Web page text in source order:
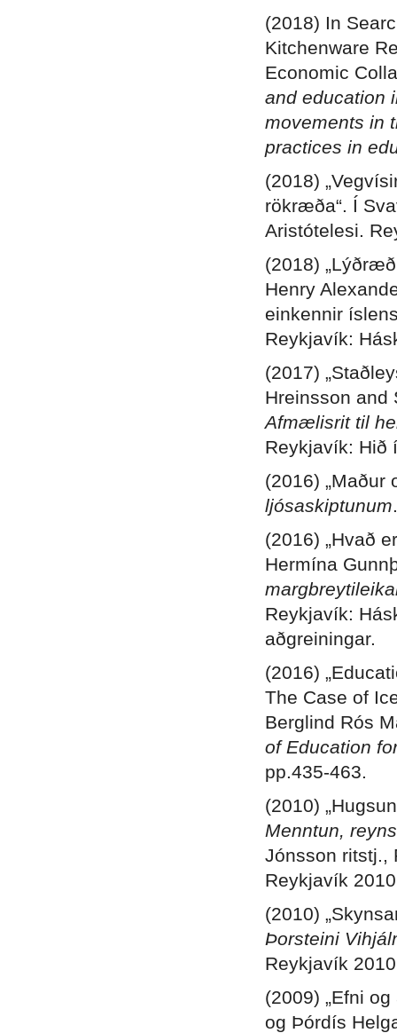
(2018) In
Kitchenware
Economic
and education
movements in
practices in
(2018)
rökræða“. Í
Aristótelesi.
(2018)
Henry
einkennir
Reykjavík:
(2017)
Hreinsson and
Afmælisrit til
Reykjavík: Hið
(2016) „Maður
ljósaskiptunum
(2016) „Hvað
Hermína
Reykjavík:
aðgreiningar.
(2016)
The Case of
Berglind Rós
of Education
pp.435-463.
(2010)
Menntun,
Jónsson ritstj.,
Reykjavík
(2010)
Þorsteini
Reykjavík
(2009) „Efni
og Þórdís